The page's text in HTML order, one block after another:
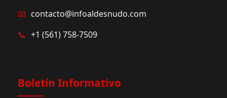
📧 contacto@infoaldesnudo.com
📞 +1 (561) 758-7509
Boletín Informativo